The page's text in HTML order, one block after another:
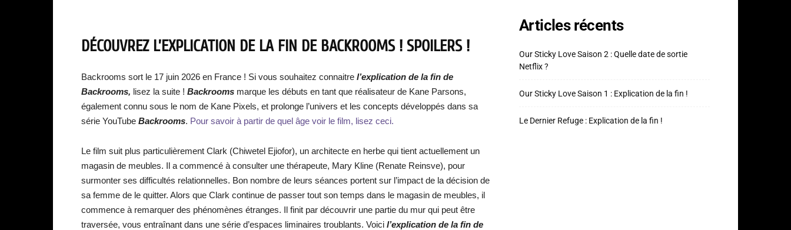
DÉCOUVREZ L’EXPLICATION DE LA FIN DE BACKROOMS ! SPOILERS !
Backrooms sort le 17 juin 2026 en France ! Si vous souhaitez connaitre l’explication de la fin de
Backrooms, lisez la suite ! Backrooms marque les débuts en tant que réalisateur de Kane Parsons,
également connu sous le nom de Kane Pixels, et prolonge l’univers et les concepts développés dans sa
série YouTube Backrooms. Pour savoir à partir de quel âge voir le film, lisez ceci.
Le film suit plus particulièrement Clark (Chiwetel Ejiofor), un architecte en herbe qui tient actuellement un
magasin de meubles. Il a commencé à consulter une thérapeute, Mary Kline (Renate Reinsve), pour
surmonter ses difficultés relationnelles. Bon nombre de leurs séances portent sur l’impact de la décision de
sa femme de le quitter. Alors que Clark continue de passer tout son temps dans le magasin de meubles, il
commence à remarquer des phénomènes étranges. Il finit par découvrir une partie du mur qui peut être
traversée, vous entraînant dans une série d’espaces liminaires troublants. Voici l’explication de la fin de
Articles récents
Our Sticky Love Saison 2 : Quelle date de sortie
Netflix ?
Our Sticky Love Saison 1 : Explication de la fin !
Le Dernier Refuge : Explication de la fin !